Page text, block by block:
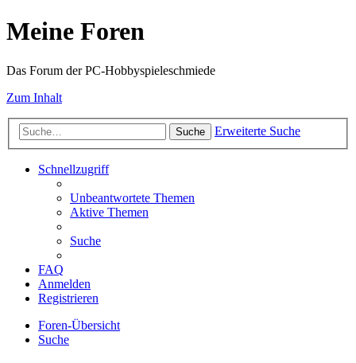
Meine Foren
Das Forum der PC-Hobbyspieleschmiede
Zum Inhalt
Suche Erweiterte Suche
Schnellzugriff
Unbeantwortete Themen
Aktive Themen
Suche
FAQ
Anmelden
Registrieren
Foren-Übersicht
Suche